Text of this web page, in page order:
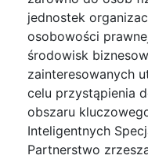
jednostek
osobowości
środowisk
zainteresowanych
celu przystąpienia
obszaru
Inteligentnych
Partnerstwo